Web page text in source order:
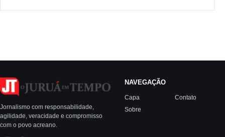
Jornalismo com responsabilidade,
agilidade, veracidade e compromisso
com o povo acreano.
NAVEGAÇÃO
Capa
Sobre
Contato